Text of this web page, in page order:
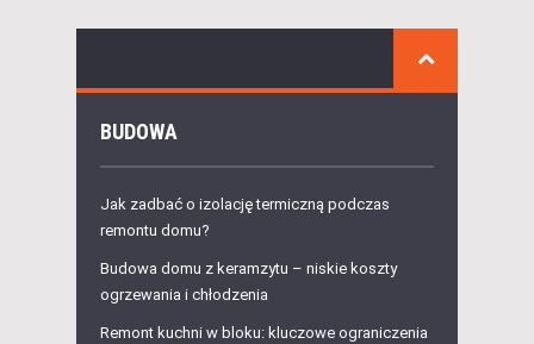
BUDOWA
Jak zadbać o izolację termiczną podczas
remontu domu?
Budowa domu z keramzytu – niskie koszty
ogrzewania i chłodzenia
Remont kuchni w bloku: kluczowe ograniczenia